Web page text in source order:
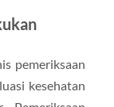
pemeriksaan
kesehatan